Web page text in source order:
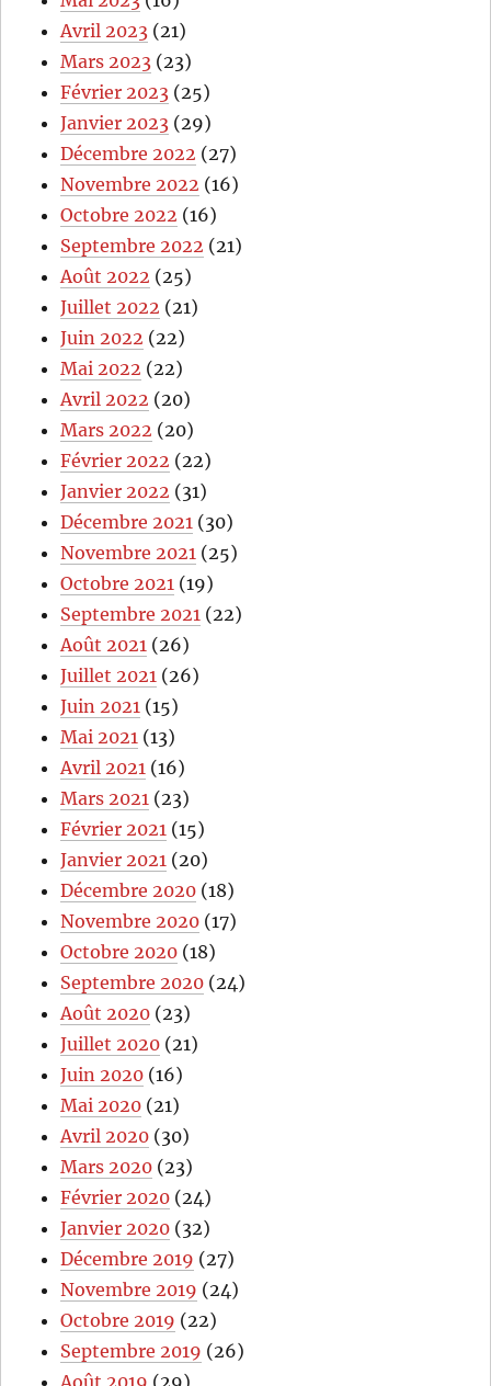
Avril 2023 (21)
Mars 2023 (23)
Février 2023 (25)
Janvier 2023 (29)
Décembre 2022 (27)
Novembre 2022 (16)
Octobre 2022 (16)
Septembre 2022 (21)
Août 2022 (25)
Juillet 2022 (21)
Juin 2022 (22)
Mai 2022 (22)
Avril 2022 (20)
Mars 2022 (20)
Février 2022 (22)
Janvier 2022 (31)
Décembre 2021 (30)
Novembre 2021 (25)
Octobre 2021 (19)
Septembre 2021 (22)
Août 2021 (26)
Juillet 2021 (26)
Juin 2021 (15)
Mai 2021 (13)
Avril 2021 (16)
Mars 2021 (23)
Février 2021 (15)
Janvier 2021 (20)
Décembre 2020 (18)
Novembre 2020 (17)
Octobre 2020 (18)
Septembre 2020 (24)
Août 2020 (23)
Juillet 2020 (21)
Juin 2020 (16)
Mai 2020 (21)
Avril 2020 (30)
Mars 2020 (23)
Février 2020 (24)
Janvier 2020 (32)
Décembre 2019 (27)
Novembre 2019 (24)
Octobre 2019 (22)
Septembre 2019 (26)